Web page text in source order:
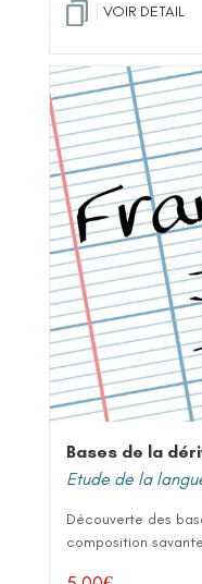
VOIR DETAIL
Bases de la
Etude de la
Découverte des
composition